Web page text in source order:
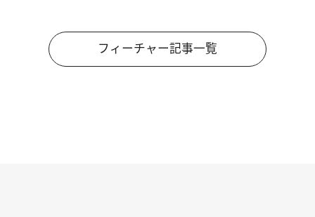
フィーチャー記事一覧